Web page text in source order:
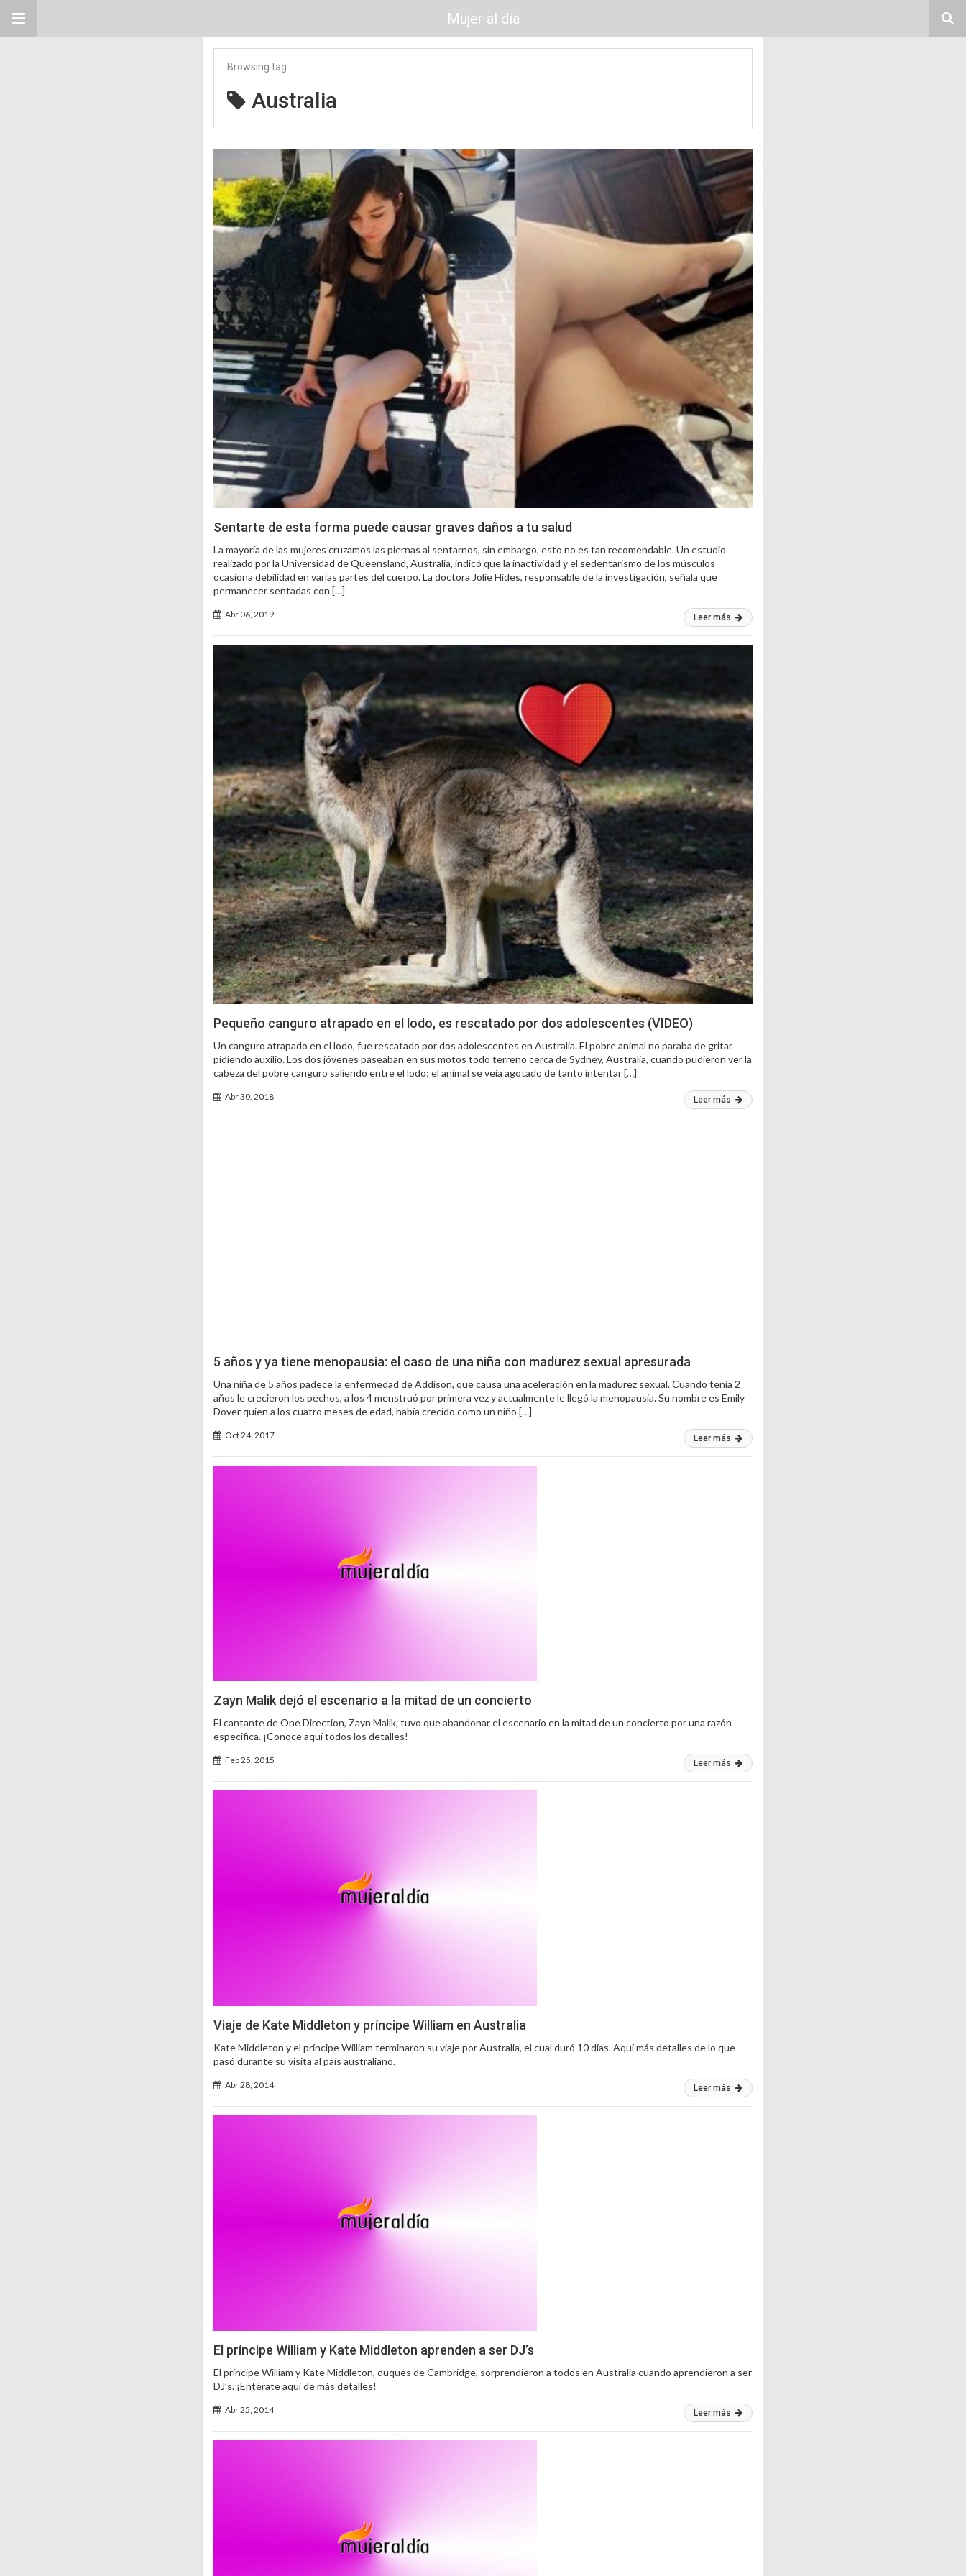
Mujer al día
Browsing tag
Australia
Sentarte de esta forma puede causar graves daños a tu salud
La mayoría de las mujeres cruzamos las piernas al sentarnos, sin embargo, esto no es tan recomendable. Un estudio
realizado por la Universidad de Queensland, Australia, indicó que la inactividad y el sedentarismo de los músculos
ocasiona debilidad en varias partes del cuerpo. La doctora Jolie Hides, responsable de la investigación, señala que
permanecer sentadas con […]
Abr 06, 2019 Leer más
Pequeño canguro atrapado en el lodo, es rescatado por dos adolescentes (VIDEO)
Un canguro atrapado en el lodo, fue rescatado por dos adolescentes en Australia. El pobre animal no paraba de gritar
pidiendo auxilio. Los dos jóvenes paseaban en sus motos todo terreno cerca de Sydney, Australia, cuando pudieron ver la
cabeza del pobre canguro saliendo entre el lodo; el animal se veía agotado de tanto intentar […]
Abr 30, 2018 Leer más
5 años y ya tiene menopausia: el caso de una niña con madurez sexual apresurada
Una niña de 5 años padece la enfermedad de Addison, que causa una aceleración en la madurez sexual. Cuando tenía 2
años le crecieron los pechos, a los 4 menstruó por primera vez y actualmente le llegó la menopausia. Su nombre es Emily
Dover quien a los cuatro meses de edad, había crecido como un niño […]
Oct 24, 2017 Leer más
Zayn Malik dejó el escenario a la mitad de un concierto
El cantante de One Direction, Zayn Malik, tuvo que abandonar el escenario en la mitad de un concierto por una razón
especifica. ¡Conoce aquí todos los detalles!
Feb 25, 2015 Leer más
Viaje de Kate Middleton y príncipe William en Australia
Kate Middleton y el príncipe William terminaron su viaje por Australia, el cual duró 10 días. Aquí más detalles de lo que
pasó durante su visita al país australiano.
Abr 28, 2014 Leer más
El príncipe William y Kate Middleton aprenden a ser DJ’s
El príncipe William y Kate Middleton, duques de Cambridge, sorprendieron a todos en Australia cuando aprendieron a ser
DJ’s. ¡Entérate aquí de más detalles!
Abr 25, 2014 Leer más